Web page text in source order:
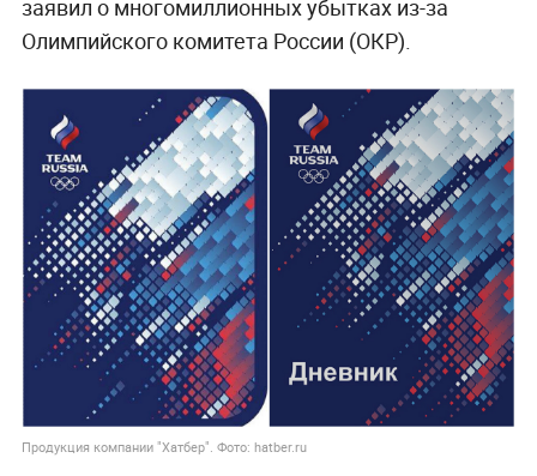
заявил о многомиллионных убытках из-за
Олимпийского комитета России (ОКР).
Продукция компании "Хатбер". Фото: hatber.ru